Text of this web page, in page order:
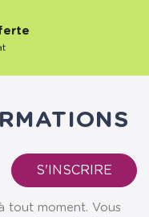
tout moment. Vous